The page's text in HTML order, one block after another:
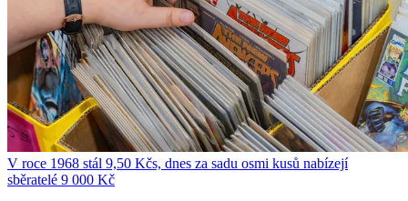
V roce 1968 stál 9,50 Kčs, dnes za sadu osmi kusů nabízejí
sběratelé 9 000 Kč